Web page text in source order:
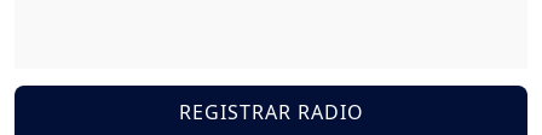
REGISTRAR RADIO